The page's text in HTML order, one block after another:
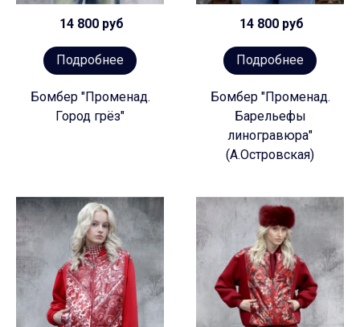
14 800 руб
Подробнее
Бомбер "Променад.
Город грёз"
14 800 руб
Подробнее
Бомбер "Променад.
Барельефы
линогравюра"
(А.Островская)